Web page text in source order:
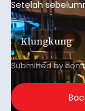
Setelah
keributan di
kini menimpa
Sumba Barat
(NTT).
Klungkung
Submitted by